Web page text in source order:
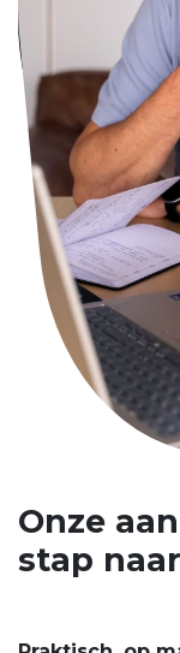
Onze
stap